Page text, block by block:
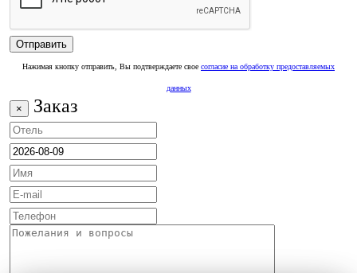
Нажимая кнопку отправить, Вы подтверждаете свое согласие на обработку предоставляемых
данных
× Заказ